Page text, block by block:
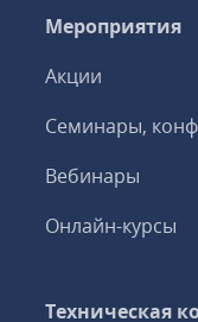
Мероприятия
Акции
Семинары,
Вебинары
Онлайн-курсы
Техническая